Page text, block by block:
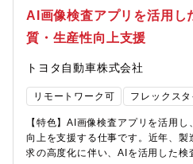
をトレードオフで最適化する設計力
材料、構造といった実装・要素技
実践的スキル・半導体、材料、実装
縁といった実装要素技術を自社主導
情報】パワーデバイス技術部は、パ
界規模でのカーボンニュートラルを
中に高品質なアナログ/パワーを半
及び実装技術を活かした製品の企画
取り組んでおり、社内外から高い期
AI画像検査アプリを活用し
質・生産性向上支援
トヨタ自動車株式会社
リモートワーク可 フレックス
【特色】AI画像検査アプリを活用
向上を支援する仕事です。近年、
求の高度化に伴い、AIを活用した検